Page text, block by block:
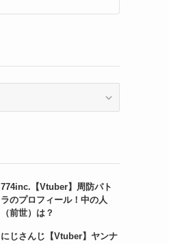
774inc.【Vtuber】周防パト
ラのプロフィール！中の人
（前世）は？
にじさんじ【Vtuber】ヤンナ